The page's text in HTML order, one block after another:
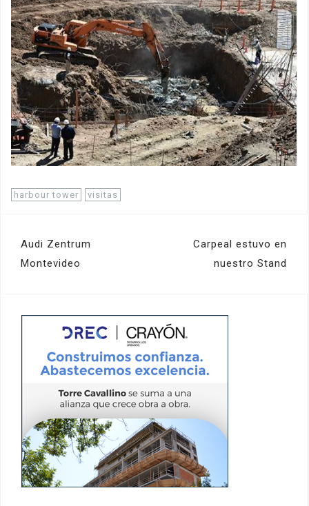
harbour tower visitas
Navegación
de
Audi Zentrum
Montevideo
Carpeal estuvo en
nuestro Stand